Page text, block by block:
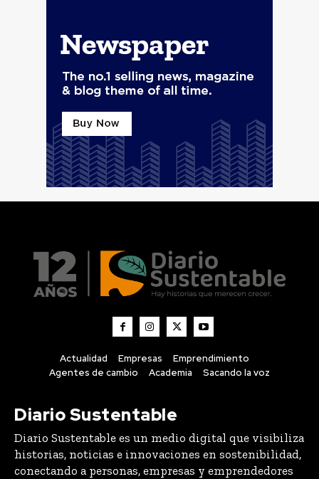
Actualidad Empresas
Emprendimiento
Agentes de cambio
Academia Sacando la voz
Diario Sustentable
Diario Sustentable es un medio digital que visibiliza
historias, noticias e innovaciones en sostenibilidad,
conectando a personas, empresas y emprendedores